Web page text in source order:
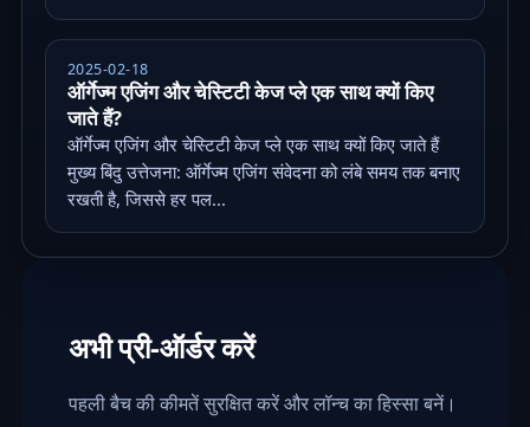
2025-02-18
ऑर्गेज्म एजिंग और चेस्टिटी केज प्ले एक साथ क्यों किए
जाते हैं?
ऑर्गेज्म एजिंग और चेस्टिटी केज प्ले एक साथ क्यों किए जाते हैं
मुख्य बिंदु उत्तेजना: ऑर्गेज्म एजिंग संवेदना को लंबे समय तक बनाए
रखती है, जिससे हर पल...
अभी प्री-ऑर्डर करें
पहली बैच की कीमतें सुरक्षित करें और लॉन्च का हिस्सा बनें।